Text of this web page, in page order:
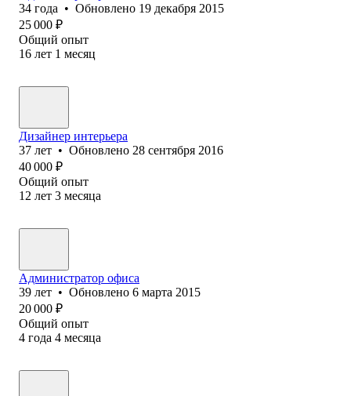
34 года • Обновлено 19 декабря 2015
25 000 ₽
Общий опыт
16 лет 1 месяц
Дизайнер интерьера
37 лет • Обновлено 28 сентября 2016
40 000 ₽
Общий опыт
12 лет 3 месяца
Администратор офиса
39 лет • Обновлено 6 марта 2015
20 000 ₽
Общий опыт
4 года 4 месяца